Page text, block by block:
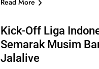
Kick-Off Liga
Semarak Musim
Jalalive